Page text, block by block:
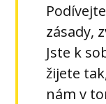
zásady,
Jste k
žijete
nám v